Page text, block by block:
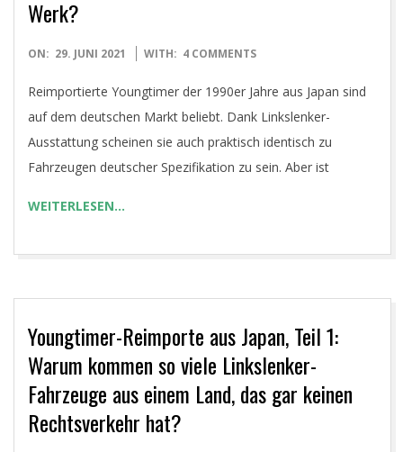
Werk?
2021-
ON: 29. JUNI 2021 WITH: 4 COMMENTS
Reimportierte Youngtimer der 1990er Jahre aus Japan sind
auf dem deutschen Markt beliebt. Dank Linkslenker-
Ausstattung scheinen sie auch praktisch identisch zu
Fahrzeugen deutscher Spezifikation zu sein. Aber ist
WEITERLESEN…
Youngtimer-Reimporte aus Japan, Teil 1:
Warum kommen so viele Linkslenker-
Fahrzeuge aus einem Land, das gar keinen
Rechtsverkehr hat?